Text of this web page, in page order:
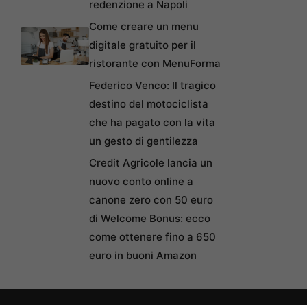
redenzione a Napoli
Come creare un menu
digitale gratuito per il
ristorante con MenuForma
Federico Venco: Il tragico
destino del motociclista
che ha pagato con la vita
un gesto di gentilezza
Credit Agricole lancia un
nuovo conto online a
canone zero con 50 euro
di Welcome Bonus: ecco
come ottenere fino a 650
euro in buoni Amazon